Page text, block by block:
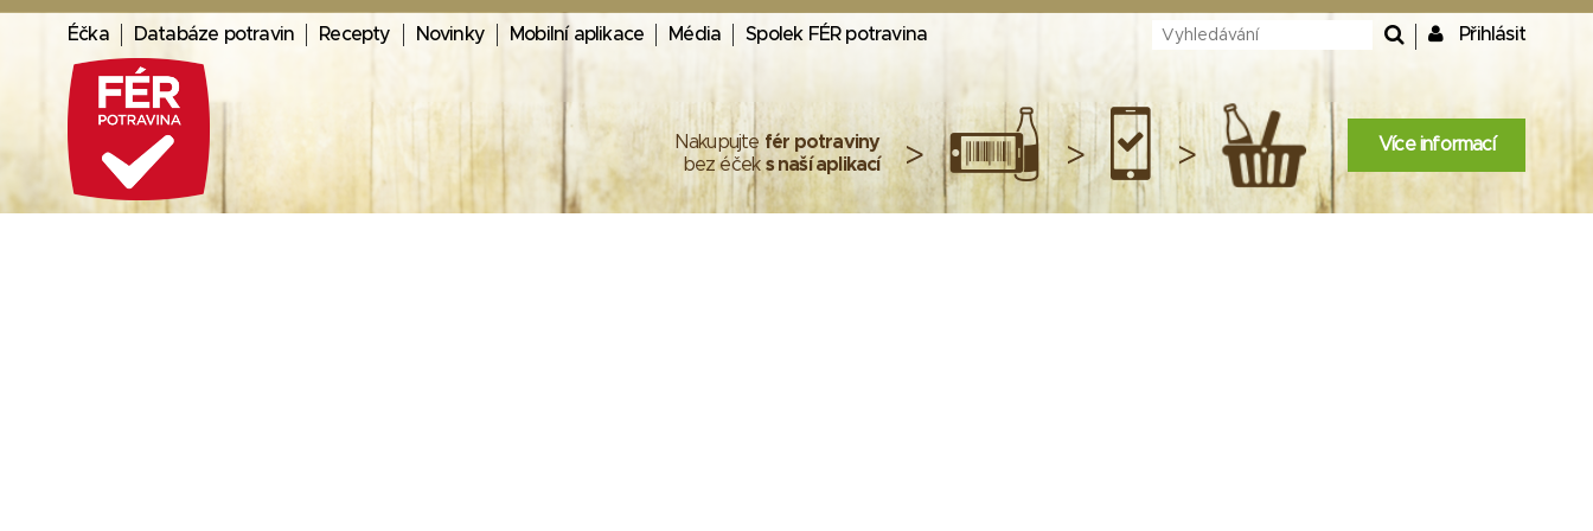
Éčka Databáze potravin Recepty Novinky Mobilní aplikace Média Spolek FÉR potravina Přihlásit
Nakupujte fér potraviny
bez éček s naší aplikací > > > Více informací